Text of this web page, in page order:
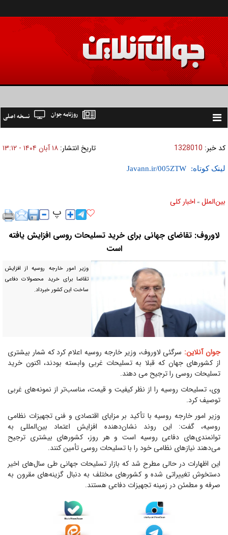
Toggle
نسخه اصلی روزنامه جوان
کد خبر: 1328010 تاریخ انتشار: ۱۸ آبان ۱۴۰۴ - ۱۳:۱۲
لینک کوتاه:
بين‌الملل » اخبار كلی
لاوروف: تقاضای جهانی برای خرید تسلیحات روسی افزایش یافته
است
وزیر امور خارجه روسیه از افزایش
تقاضا برای خرید محصولات دفاعی
ساخت این کشور خبرداد.
جوان آنلاین: سرگئی لاوروف، وزیر خارجه روسیه اعلام کرد که شمار بیشتری
از کشورهای جهان که قبلا به تسلیحات غربی وابسته بودند، اکنون خرید
تسلیحات روسی را ترجیح می دهند.
وی، تسلیحات روسیه را از نظر کیفیت و قیمت، مناسب‌تر از نمونه‌های غربی
توصیف کرد.
وزیر امور خارجه روسیه با تأکید بر مزایای اقتصادی و فنی تجهیزات نظامی
روسیه، گفت: این روند نشان‌دهنده افزایش اعتماد بین‌المللی به
توانمندی‌های دفاعی روسیه است و هر روز، کشورهای بیشتری ترجیح
می‌دهند نیازهای نظامی خود را با تسلیحات روسی تأمین کنند.
این اظهارات در حالی مطرح شد که بازار تسلیحات جهانی طی سال‌های اخیر
دستخوش تغییراتی شده و کشورهای مختلف به دنبال گزینه‌های مقرون به
صرفه و مطمئن در زمینه تجهیزات دفاعی هستند.